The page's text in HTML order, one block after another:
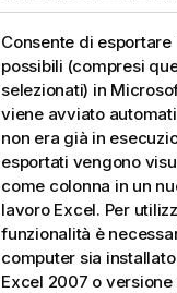
Consente di esportare
possibili (compresi
selezionati) in
viene avviato
non era già in
esportati vengono
come colonna in un
lavoro Excel. Per
funzionalità è
computer sia
Excel 2007 o